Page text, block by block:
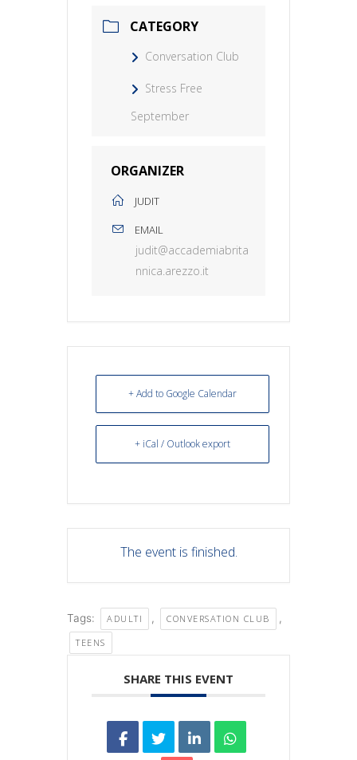
CATEGORY
Conversation Club
Stress Free
September
ORGANIZER
JUDIT
EMAIL
judit@accademiabrita
nnica.arezzo.it
+ Add to Google Calendar
+ iCal / Outlook export
The event is finished.
Tags: ADULTI , CONVERSATION CLUB ,
TEENS
SHARE THIS EVENT